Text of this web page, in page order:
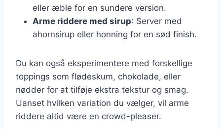
eller æble for en sundere version.
Arme riddere med sirup: Server med
ahornsirup eller honning for en sød finish.
Du kan også eksperimentere med forskellige
toppings som flødeskum, chokolade, eller
nødder for at tilføje ekstra tekstur og smag.
Uanset hvilken variation du vælger, vil arme
riddere altid være en crowd-pleaser.